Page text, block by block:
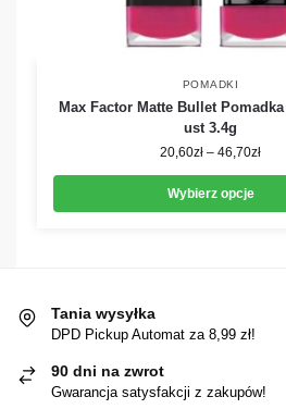
POMADKI
Max Factor Matte Bullet
ust 3.4g
20,60zł – 46,70zł
Wybierz opcje
Tania wysyłka
DPD Pickup Automat za 8,99 zł!
90 dni na zwrot
Gwarancja satysfakcji z zakupów!